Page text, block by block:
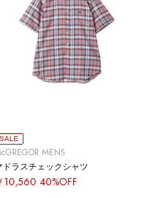
SALE
MENS
ドラスチェックシャツ
10,560 40%OFF